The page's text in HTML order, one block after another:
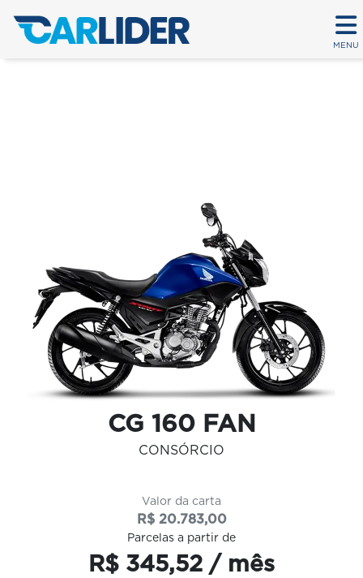
MENU
CG 160 FAN
CONSÓRCIO
Valor da carta
R$ 20.783,00
Parcelas a partir de
R$ 345,52 / mês